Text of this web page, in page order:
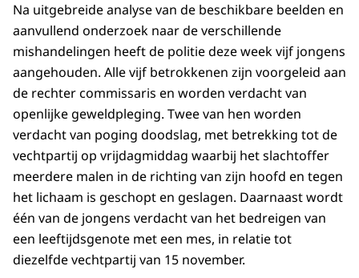
Na uitgebreide analyse van de beschikbare beelden en
aanvullend onderzoek naar de verschillende
mishandelingen heeft de politie deze week vijf jongens
aangehouden. Alle vijf betrokkenen zijn voorgeleid aan
de rechter commissaris en worden verdacht van
openlijke geweldpleging. Twee van hen worden
verdacht van poging doodslag, met betrekking tot de
vechtpartij op vrijdagmiddag waarbij het slachtoffer
meerdere malen in de richting van zijn hoofd en tegen
het lichaam is geschopt en geslagen. Daarnaast wordt
één van de jongens verdacht van het bedreigen van
een leeftijdsgenote met een mes, in relatie tot
diezelfde vechtpartij van 15 november.